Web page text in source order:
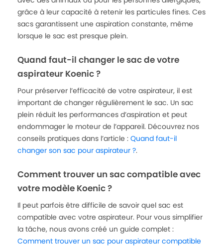
grâce à leur capacité à retenir les particules fines. Ces
sacs garantissent une aspiration constante, même
lorsque le sac est presque plein.
Quand faut-il changer le sac de votre
aspirateur Koenic ?
Pour préserver l’efficacité de votre aspirateur, il est
important de changer régulièrement le sac. Un sac
plein réduit les performances d’aspiration et peut
endommager le moteur de l’appareil. Découvrez nos
conseils pratiques dans l’article : Quand faut-il
changer son sac pour aspirateur ?.
Comment trouver un sac compatible avec
votre modèle Koenic ?
Il peut parfois être difficile de savoir quel sac est
compatible avec votre aspirateur. Pour vous simplifier
la tâche, nous avons créé un guide complet :
Comment trouver un sac pour aspirateur compatible